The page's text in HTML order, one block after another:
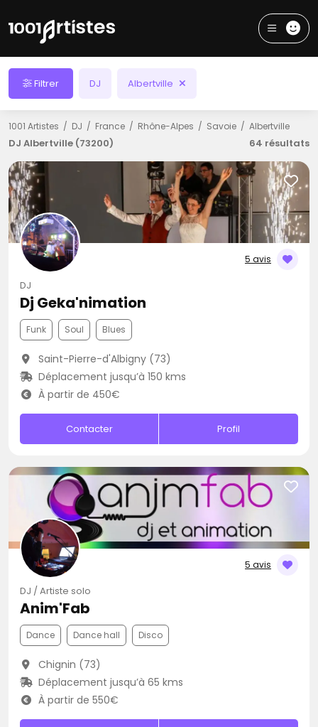
Filtrer DJ Albertville
1001 Artistes DJ France Rhône-Alpes Savoie Albertville
DJ Albertville (73200) 64 résultats
5 avis
DJ
Dj Geka'nimation
Funk Soul Blues
Saint-Pierre-d'Albigny (73)
Déplacement jusqu’à 150 kms
À partir de 450€
Contacter Profil
5 avis
DJ / Artiste solo
Anim'Fab
Dance Dance hall Disco
Chignin (73)
Déplacement jusqu’à 65 kms
À partir de 550€